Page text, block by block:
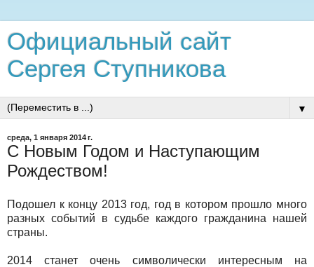
Официальный сайт
Сергея Ступникова
▼
среда, 1 января 2014 г.
С Новым Годом и Наступающим
Рождеством!
Подошел к концу 2013 год, год в котором прошло много
разных событий в судьбе каждого гражданина нашей
страны.
2014 станет очень символически интересным на